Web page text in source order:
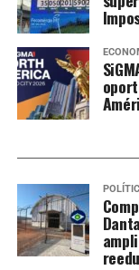
Comentários
RELATED TOPICS:
Advogado de VG
e lavagem que
DON'T MISS
Despachante é
em documentos